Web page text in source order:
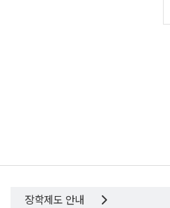
장학제도 안내